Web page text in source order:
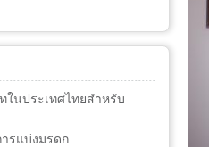
ในประเทศไทยสำหรับ
รแบ่งมรดก